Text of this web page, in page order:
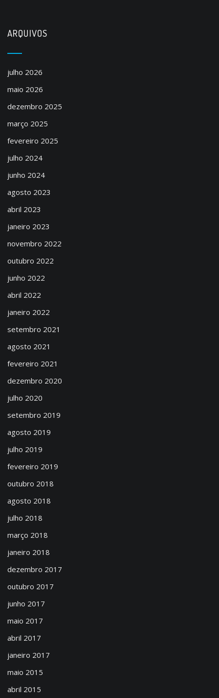
ARQUIVOS
julho 2026
maio 2026
dezembro 2025
março 2025
fevereiro 2025
julho 2024
junho 2024
agosto 2023
abril 2023
janeiro 2023
novembro 2022
outubro 2022
junho 2022
abril 2022
janeiro 2022
setembro 2021
agosto 2021
fevereiro 2021
dezembro 2020
julho 2020
setembro 2019
agosto 2019
julho 2019
fevereiro 2019
outubro 2018
agosto 2018
julho 2018
março 2018
janeiro 2018
dezembro 2017
outubro 2017
junho 2017
maio 2017
abril 2017
janeiro 2017
maio 2015
abril 2015